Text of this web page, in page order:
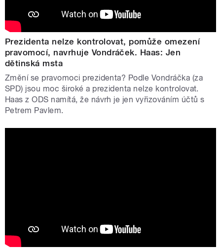
Prezidenta nelze kontrolovat, pomůže omezení
pravomocí, navrhuje Vondráček. Haas: Jen
dětinská msta
Změní se pravomoci prezidenta? Podle Vondráčka (za
SPD) jsou moc široké a prezidenta nelze kontrolovat.
Haas z ODS namítá, že návrh je jen vyřizováním účtů s
Petrem Pavlem.